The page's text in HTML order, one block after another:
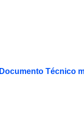
Documento Técnico